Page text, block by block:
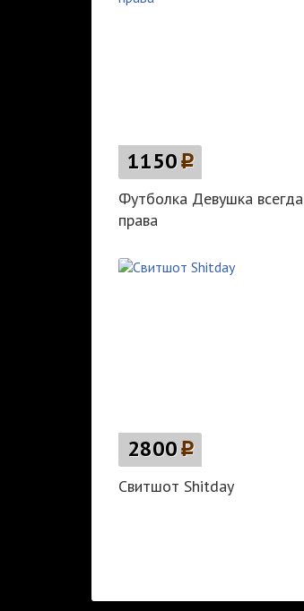
1150p
Футболка Девушка всегда
права
2800p
Свитшот Shitday